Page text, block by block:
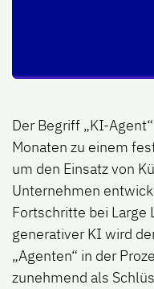
Der Begriff „KI-
Monaten zu einem
um den Einsatz von
Unternehmen
Fortschritte bei Large
generativer KI wird
„Agenten“ in der
zunehmend als